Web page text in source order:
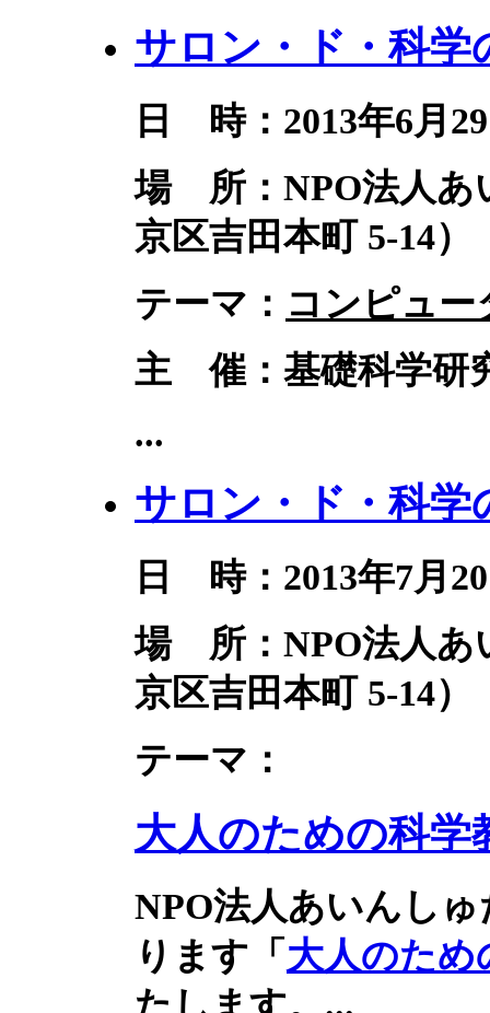
サロン・ド・科学
日 時：2013年6月
場 所：NPO法人あ
京区吉田本町 5-14）
テーマ： コンピュ
主 催：基礎科学研
...
サロン・ド・科学
日 時：2013年7月
場 所：NPO法人あ
京区吉田本町 5-14）
テーマ：
大人のための科学
NPO法人あいんし
ります「 大人のため